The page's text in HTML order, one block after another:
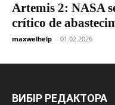
Artemis 2: NASA
crítico de
maxwelhelp - 01.02.2026
ВИБІР РЕДАКТОРА